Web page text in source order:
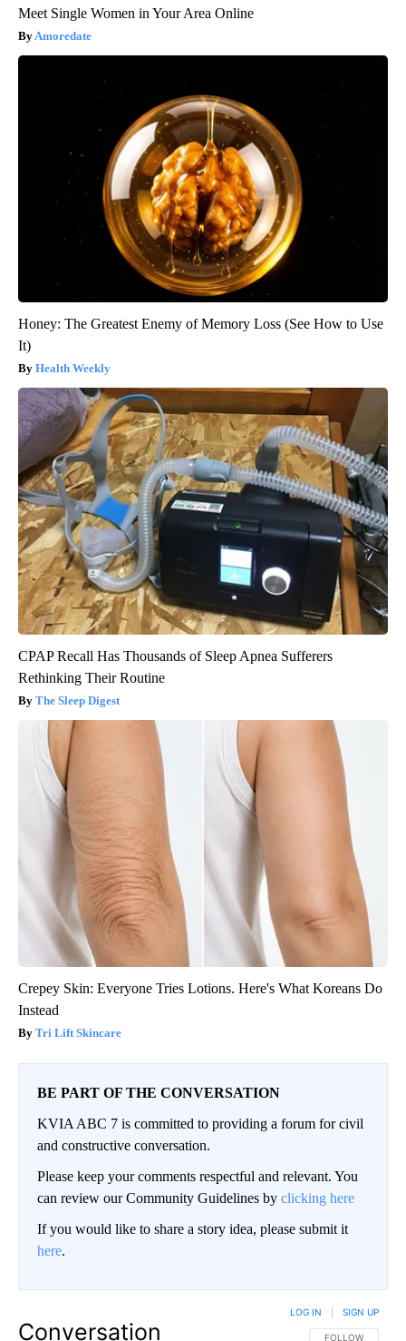
Meet Single Women in Your Area Online
Amoredate
Honey: The Greatest Enemy of Memory Loss (See How to Use
It)
Health Weekly
CPAP Recall Has Thousands of Sleep Apnea Sufferers
Rethinking Their Routine
The Sleep Digest
Crepey Skin: Everyone Tries Lotions. Here's What Koreans Do
Instead
Tri Lift Skincare
BE PART OF THE CONVERSATION
KVIA ABC 7 is committed to providing a forum for civil
and constructive conversation.
Please keep your comments respectful and relevant. You
can review our Community Guidelines by clicking here
If you would like to share a story idea, please submit it
here.
Conversation FOLLOW THIS
FOLLOW
LOG IN SIGN UP